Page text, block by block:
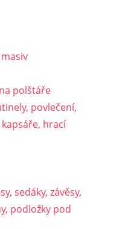
polštáře
povlečení,
hrací
sedáky, závěsy,
podložky pod